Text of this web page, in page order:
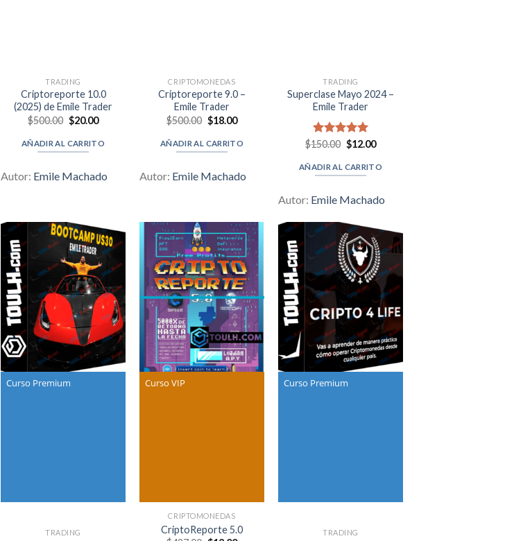
TRADING
Criptoreporte 10.0
(2025) de Emile Trader
$500.00 Original
price
was:
$500.00.
$20.00Current
is:
$20.00.
AÑADIR AL CARRITO
Autor: Emile Machado
CRIPTOMONEDAS
Criptoreporte 9.0 –
Emile Trader
$500.00 Original
price
was:
$500.00.
$18.00Current
is:
$18.00.
AÑADIR AL CARRITO
Autor: Emile Machado
TRADING
Superclase Mayo 2024 –
Emile Trader
Valorado en
$150.00 Original
price
was:
$150.00.
$12.00Current
is:
$12.00.
AÑADIR AL CARRITO
Autor: Emile Machado
Curso Premium
TRADING
Curso VIP
CRIPTOMONEDAS
CriptoReporte 5.0
Curso Premium
TRADING